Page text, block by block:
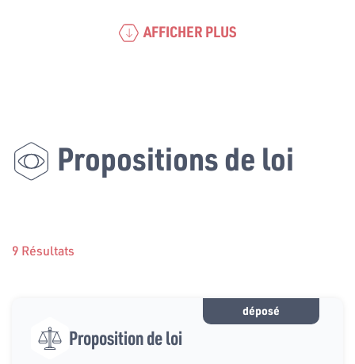
AFFICHER PLUS
Propositions de loi
9 Résultats
déposé
Proposition de loi